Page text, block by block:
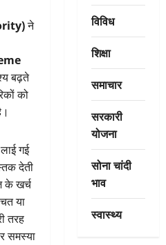
ने
बढ़ते
को
गई
देती
के खर्च
या
तरह
समस्या
विविध
शिक्षा
समाचार
सरकारी
योजना
सोना चांदी
भाव
स्वास्थ्य